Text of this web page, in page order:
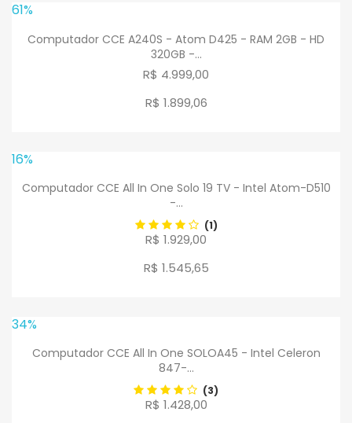
61%
Computador CCE A240S - Atom D425 - RAM 2GB - HD
320GB -...
R$ 4.999,00
R$ 1.899,06
16%
Computador CCE All In One Solo 19 TV - Intel Atom-D510
-...
(1)
R$ 1.929,00
R$ 1.545,65
34%
Computador CCE All In One SOLOA45 - Intel Celeron
847-...
(3)
R$ 1.428,00